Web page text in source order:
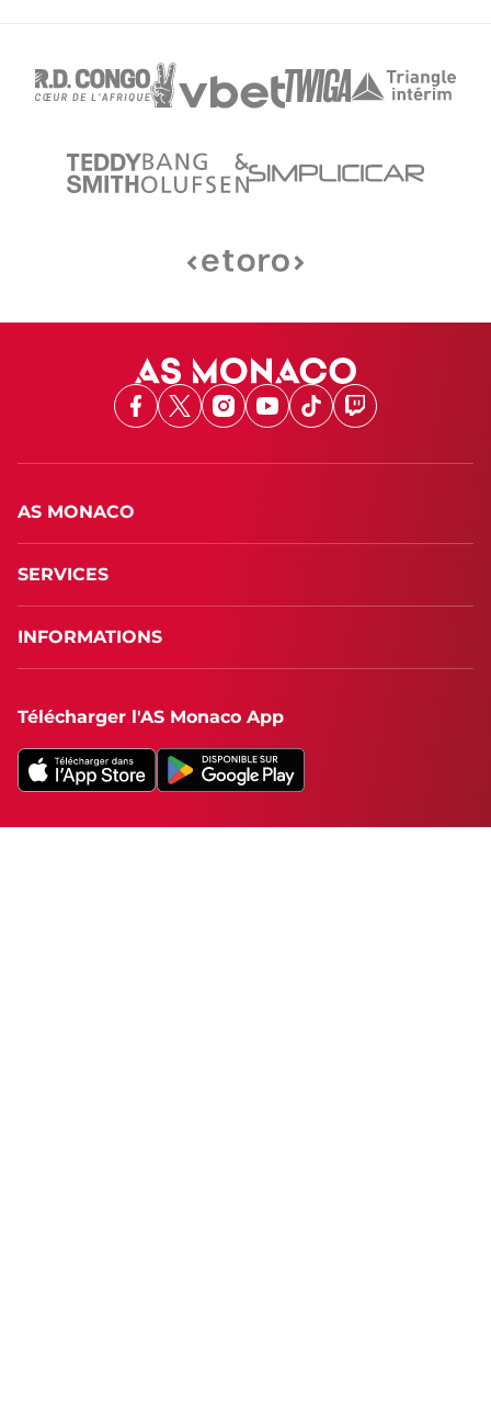
Facebook
X Instagram
Youtube
TikTokTwitch
AS MONACO
SERVICES
INFORMATIONS
Télécharger l'AS Monaco App